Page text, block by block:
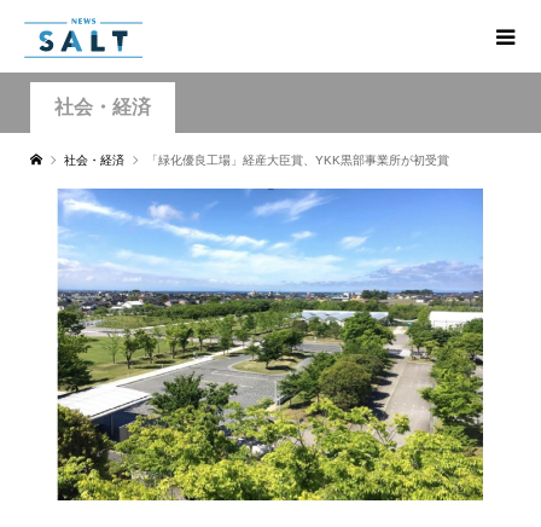
社会・経済
社会・経済 「緑化優良工場」経産大臣賞、YKK黒部事業所が初受賞